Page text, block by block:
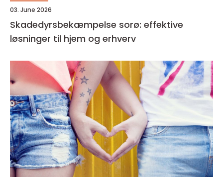
03. June 2026
Skadedyrsbekæmpelse sorø: effektive
løsninger til hjem og erhverv